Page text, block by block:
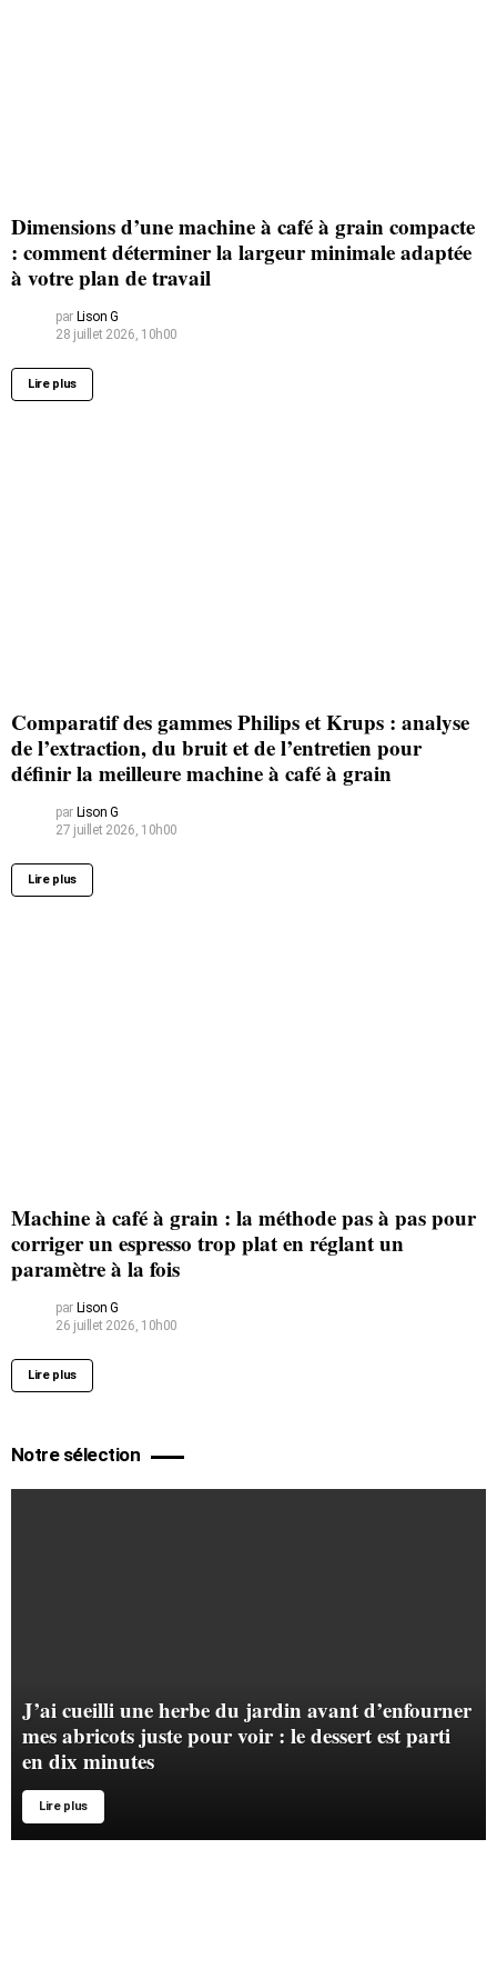
Dimensions d’une machine à café à grain compacte
: comment déterminer la largeur minimale adaptée
à votre plan de travail
par Lison G
28 juillet 2026, 10h00
Lire plus
Comparatif des gammes Philips et Krups : analyse
de l’extraction, du bruit et de l’entretien pour
définir la meilleure machine à café à grain
par Lison G
27 juillet 2026, 10h00
Lire plus
Machine à café à grain : la méthode pas à pas pour
corriger un espresso trop plat en réglant un
paramètre à la fois
par Lison G
26 juillet 2026, 10h00
Lire plus
Notre sélection
J’ai cueilli une herbe du jardin avant d’enfourner
mes abricots juste pour voir : le dessert est parti
en dix minutes
Lire plus